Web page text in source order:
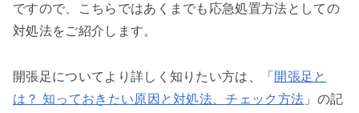
ですので、こちらではあくまでも応急処置方法としての
対処法をご紹介します。
開張足についてより詳しく知りたい方は、「 開張足と
は？ 知っておきたい原因と対処法、チェック方法 」の記